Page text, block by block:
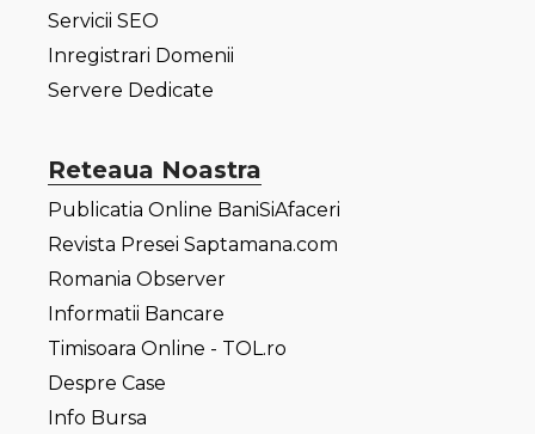
Servicii SEO
Inregistrari Domenii
Servere Dedicate
Reteaua Noastra
Publicatia Online BaniSiAfaceri
Revista Presei Saptamana.com
Romania Observer
Informatii Bancare
Timisoara Online - TOL.ro
Despre Case
Info Bursa